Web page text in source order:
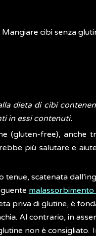
Mangiare cibi senza
dieta di cibi
in essi contenuti.
(gluten-free), anche
più salutare e
tenue, scatenata
malassorbimento
priva di glutine, è
Al contrario, in
non è consigliato.